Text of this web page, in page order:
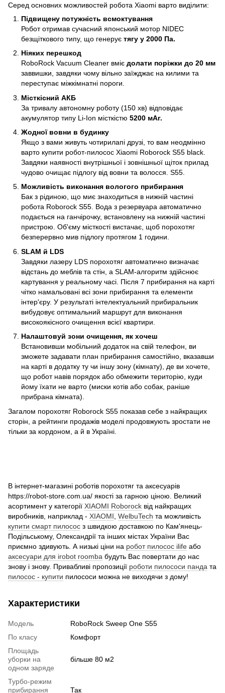
Серед основних можливостей робота Xiaomi варто виділити:
Підвищену потужність всмоктування
Робот отримав сучасний японський мотор NIDEC
безщіткового типу, що генерує тягу у 2000 Па.
Ніяких перешкод
RoboRock Vacuum Cleaner вміє долати поріжки до 20 мм
заввишки, завдяки чому вільно заїжджає на килими та
переступає міжкімнатні пороги.
Місткісний АКБ
За тривалу автономну роботу (150 хв) відповідає
акумулятор типу Li-Ion місткістю 5200 мАг.
Жодної вовни в будинку
Якщо з вами живуть чотирилапі друзі, то вам неодмінно
варто купити робот-пилосос Xiaomi Roborock S55 black.
Завдяки наявності внутрішньої і зовнішньої щіток прилад
чудово очищає підлогу від вовни та волосся. S55.
Можливість виконання вологого прибирання
Бак з рідиною, що миє знаходиться в нижній частині
робота Roborock S55. Вода з резервуара автоматично
подається на ганчірочку, встановлену на нижній частині
пристрою. Об'єму місткості вистачає, щоб порохотяг
безперервно мив підлогу протягом 1 години.
SLAM й LDS
Завдяки лазеру LDS порохотяг автоматично визначає
відстань до меблів та стін, а SLAM-алгоритм здійснює
картування у реальному часі. Після 7 прибирання на карті
чітко намальовані всі зони прибирання та елементи
інтер'єру. У результаті інтелектуальний прибиральник
вибудовує оптимальний маршрут для виконання
високоякісного очищення всієї квартири.
Налаштовуй зони очищення, як хочеш
Встановивши мобільний додаток на свій телефон, ви
зможете задавати план прибирання самостійно, вказавши
на карті в додатку ту чи іншу зону (кімнату), де ви хочете,
що робот навів порядок або обмежити територію, куди
йому їхати не варто (миски котів або собак, раніше
прибрана кімната).
Загалом порохотяг Roborock S55 показав себе з найкращих
сторін, а рейтинги продажів моделі продовжують зростати не
тільки за кордоном, а й в Україні.
В інтернет-магазині роботів порохотяг та аксесуарів
https://robot-store.com.ua/ якості за гарною ціною. Великий
асортимент у категорії XIAOMI Roborock від найкращих
виробників, наприклад - XIAOMI WelbuTech та можливість
купити смарт пилосос з швидкою доставкою по Кам'янець-
Подільському, Олександрії та інших містах України Вас
приємно здивують. А низькі ціни на робот пилосос ilife або
аксесуари для irobot roomba будуть Вас повертати до нас
знову і знову. Привабливі пропозиції роботи пилососи панда та
пилосос - купити пилососи можна не виходячи з дому!
Характеристики
Модель
RoboRock Sweep One S55
По класу
Комфорт
Площадь
уборки на
одном заряде
більше 80 м2
Турбо-режим
прибирання
Так